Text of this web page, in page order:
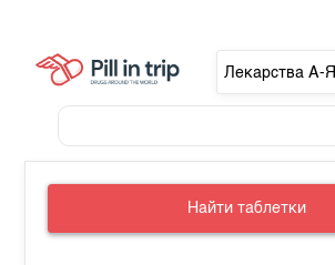
Лекарства А-Я
Найти таблетки